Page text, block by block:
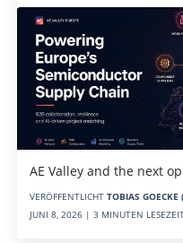
AE Valley and the next
VERÖFFENTLICHT TOBIAS GOECKE
JUNI 8, 2026 | 3 MINUTEN